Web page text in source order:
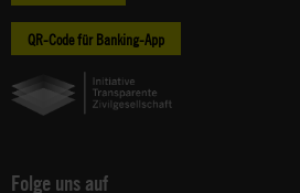
QR-Code für Banking-App
Folge uns auf